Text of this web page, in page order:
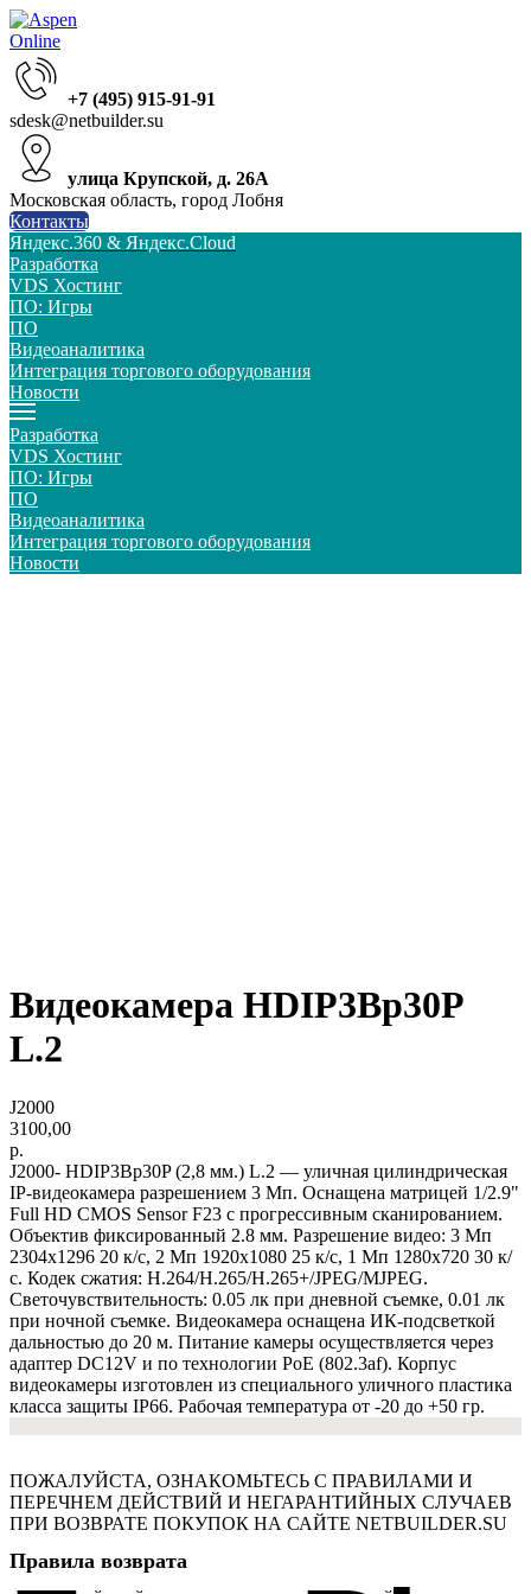
+7 (495) 915-91-91
sdesk@netbuilder.su
улица Крупской, д. 26А
Московская область, город Лобня
Контакты
Яндекс.360 & Яндекс.Cloud
Разработка
VDS Хостинг
ПО: Игры
ПО
Видеоаналитика
Интеграция торгового оборудования
Новости
Разработка
VDS Хостинг
ПО: Игры
ПО
Видеоаналитика
Интеграция торгового оборудования
Новости
Видеокамера HDIP3Bp30P
L.2
J2000
3100,00
р.
J2000- HDIP3Bp30P (2,8 мм.) L.2 — уличная цилиндрическая
IP-видеокамера разрешением 3 Мп. Оснащена матрицей 1/2.9"
Full HD CMOS Sensor F23 с прогрессивным сканированием.
Объектив фиксированный 2.8 мм. Разрешение видео: 3 Мп
2304х1296 20 к/с, 2 Мп 1920х1080 25 к/с, 1 Мп 1280х720 30 к/
с. Кодек сжатия: H.264/H.265/H.265+/JPEG/MJPEG.
Светочувствительность: 0.05 лк при дневной съемке, 0.01 лк
при ночной съемке. Видеокамера оснащена ИК-подсветкой
дальностью до 20 м. Питание камеры осуществляется через
адаптер DC12V и по технологии PoE (802.3af). Корпус
видеокамеры изготовлен из специального уличного пластика
класса защиты IP66. Рабочая температура от -20 до +50 гр.
ПОЖАЛУЙСТА, ОЗНАКОМЬТЕСЬ С ПРАВИЛАМИ И
ПЕРЕЧНЕМ ДЕЙСТВИЙ И НЕГАРАНТИЙНЫХ СЛУЧАЕВ
ПРИ ВОЗВРАТЕ ПОКУПОК НА САЙТЕ NETBUILDER.SU
Правила возврата